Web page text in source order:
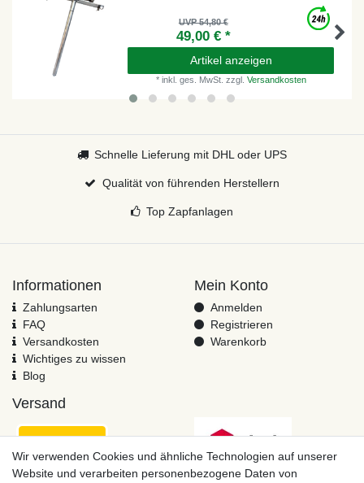
UVP 54,80 €
49,00 € *
Artikel anzeigen
* inkl. ges. MwSt. zzgl. Versandkosten
Schnelle Lieferung mit DHL oder UPS
Qualität von führenden Herstellern
Top Zapfanlagen
Informationen
Zahlungsarten
FAQ
Versandkosten
Wichtiges zu wissen
Blog
Mein Konto
Anmelden
Registrieren
Warenkorb
Versand
Wir verwenden Cookies und ähnliche Technologien auf unserer
Website und verarbeiten personenbezogene Daten von